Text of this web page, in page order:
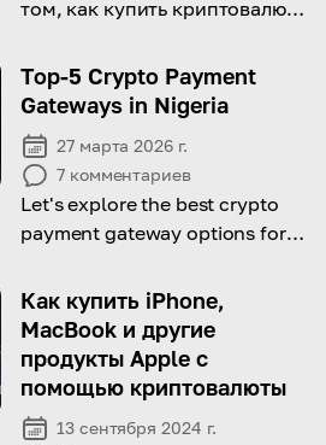
том, как купить криптовалюту
все прямо сейчас!
Top-5 Crypto Payment
Gateways in Nigeria
27 марта 2026 г.
7 комментариев
Let's explore the best crypto
payment gateway options for
Как купить iPhone,
MacBook и другие
продукты Apple с
помощью криптовалюты
13 сентября 2024 г.